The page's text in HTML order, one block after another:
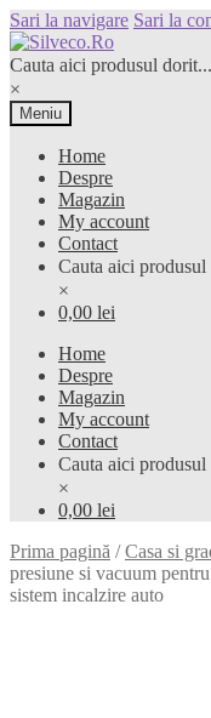
Sari la navigare Sari la
Cauta aici produsul dorit...
×
Meniu
Home
Despre
Magazin
My account
Contact
Cauta aici produsul
×
0,00 lei
Home
Despre
Magazin
My account
Contact
Cauta aici produsul
×
0,00 lei
Prima pagină /Casa si
presiune si vacuum
sistem incalzire auto